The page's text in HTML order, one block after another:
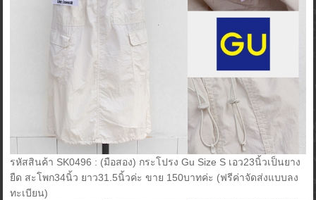
รหัสสินค้า SK0496 : (มือสอง) กระโปรง Gu Size S เอว23นิ้วเป็นยาง
ยืด สะโพก34นิ้ว ยาว31.5นิ้วค่ะ ขาย 150บาทค่ะ (ฟรีค่าจัดส่งแบบลง
ทะเบียน)